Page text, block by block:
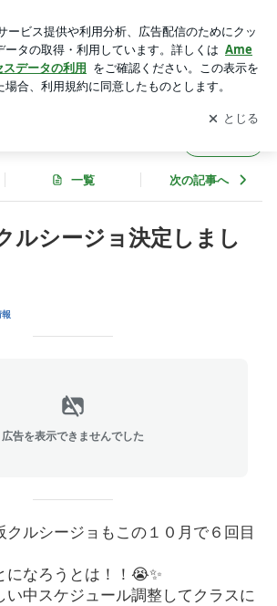
ドして ブログの更新通知
を受け取りまし
開く
一覧 次の記事へ
ルシージョ決定しまし
広告を表示できませんでした
クルシージョもこの１０月で６回目
になろうとは！！😭✨
い中スケジュール調整してクラスに